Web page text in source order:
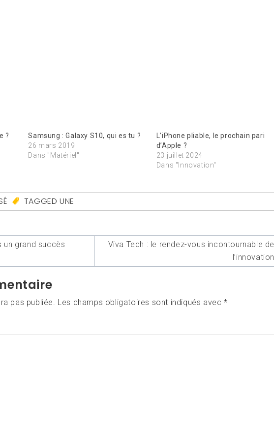
?
Samsung : Galaxy S10, qui es tu ?
26 mars 2019
Dans "Matériel"
L’iPhone pliable, le prochain pari
d’Apple ?
23 juillet 2024
Dans "Innovation"
TAGGEDUNE
un grand succès
Viva Tech : le rendez-vous incontournable de
l’innovation
pas publiée. Les champs obligatoires sont indiqués avec*